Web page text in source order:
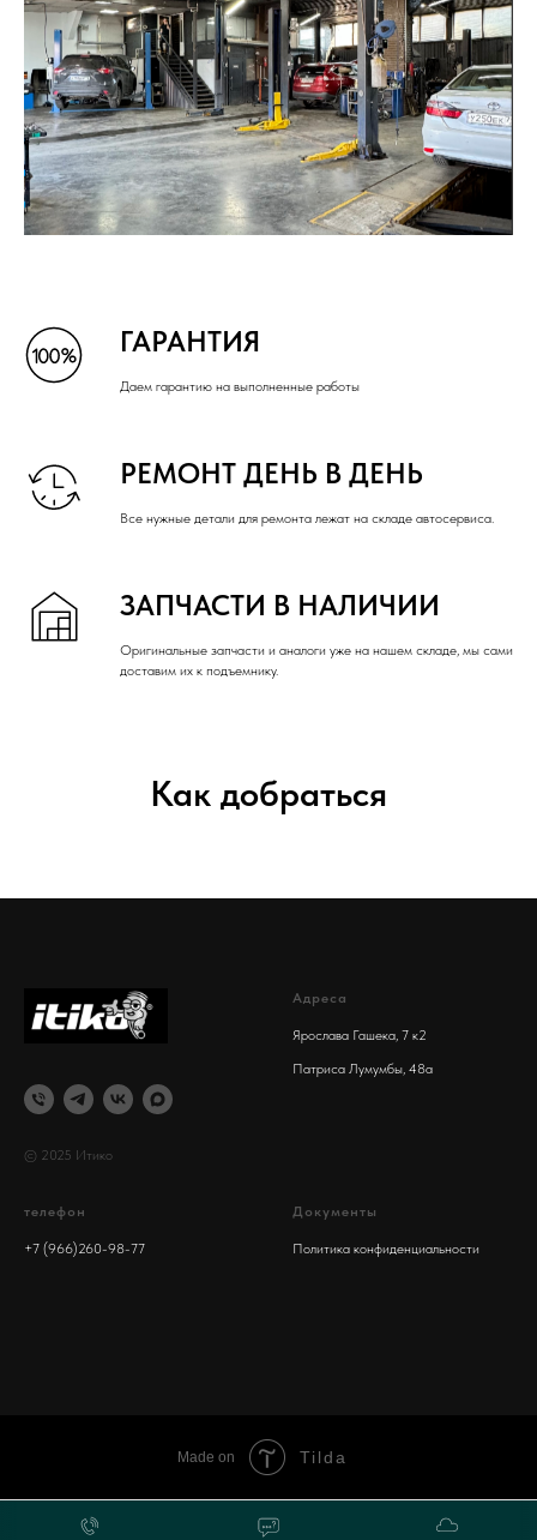
ГАРАНТИЯ
Даем гарантию на выполненные работы
РЕМОНТ ДЕНЬ В ДЕНЬ
Все нужные детали для ремонта лежат на складе автосервиса.
ЗАПЧАСТИ В НАЛИЧИИ
Оригинальные запчасти и аналоги уже на нашем складе, мы сами
доставим их к подъемнику.
Как добраться
© 2025 Итико
Адреса
Ярослава Гашека, 7 к2
Патриса Лумумбы, 48а
телефон
+7 (966)260-98-77
Документы
Политика конфиденциальности
Made on Tilda